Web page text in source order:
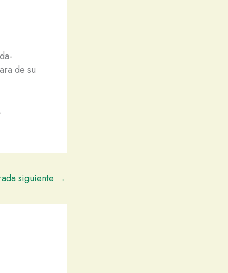
de su
siguiente →